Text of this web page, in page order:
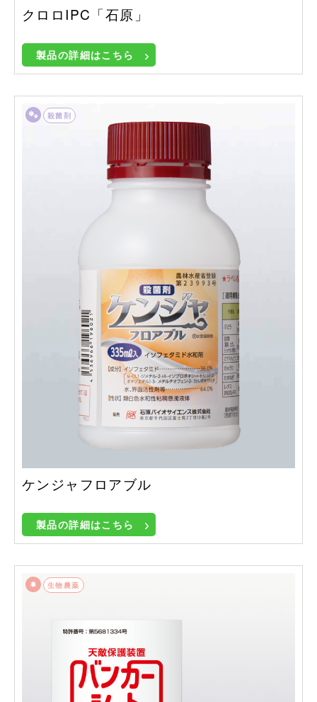
クロロIPC「石原」
製品の詳細はこちら
殺菌剤
ケンジャフロアブル
製品の詳細はこちら
生物農薬